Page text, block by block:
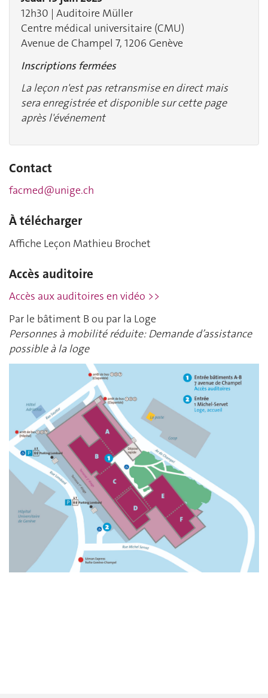
12h30 | Auditoire Müller
Centre médical universitaire (CMU)
Avenue de Champel 7, 1206 Genève
Inscriptions fermées
La leçon n'est pas retransmise en direct mais
sera enregistrée et disponible sur cette page
après l'événement
Contact
facmed@unige.ch
À télécharger
Affiche Leçon Mathieu Brochet
Accès auditoire
Accès aux auditoires en vidéo >>
Par le bâtiment B ou par la Loge
Personnes à mobilité réduite: Demande d’assistance
possible à la loge